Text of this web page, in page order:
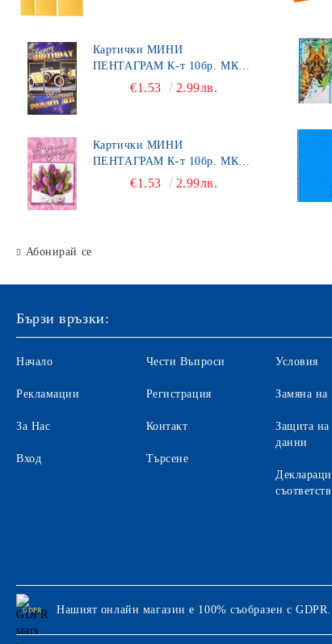
Картички МИНИ
ПЕНТАГРАМ К-т 10бр. МК
€1.53 2.99лв.
Картички МИНИ
ПЕНТАГРАМ К-т 10бр. МК
€1.53 2.99лв.
Абонирай се
Бързи връзки:
Начало
Рекламации
За Нас
Вход
Чести Въпроси
Регистрация
Контакт
Търсене
Условия
Замяна на
Защита на
данни
GDPR Нашият онлайн магазин е 100% съобразен с GDPR.